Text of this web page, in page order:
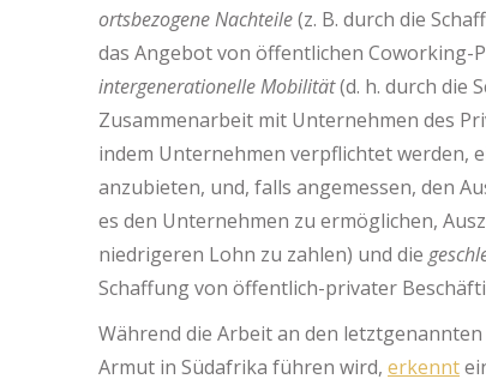
ortsbezogene Nachteile(z. B. durch die
das Angebot von öffentlichen
intergenerationelle Mobilität(d. h. durch die
Zusammenarbeit mit Unternehmen des
indem Unternehmen verpflichtet werden,
anzubieten, und, falls angemessen, den
es den Unternehmen zu ermöglichen,
niedrigeren Lohn zu zahlen) und die
Schaffung von öffentlich-privater
Während die Arbeit an den
Armut in Südafrika führen wird, erkennt